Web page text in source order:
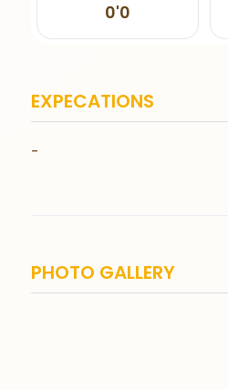
0'0
EXPECATIONS
-
PHOTO GALLERY